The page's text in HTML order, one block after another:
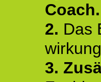
Coach.
2. Das
3.